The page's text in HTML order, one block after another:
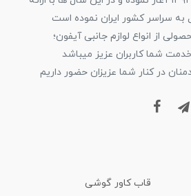
سراسر کشور ایران نموده است
از انواع لوازم جانبی آیفون؛
شما کاربران عزیز میباشد
در کنار شما عزیزان حضور داریم
قاب کاور گوشی